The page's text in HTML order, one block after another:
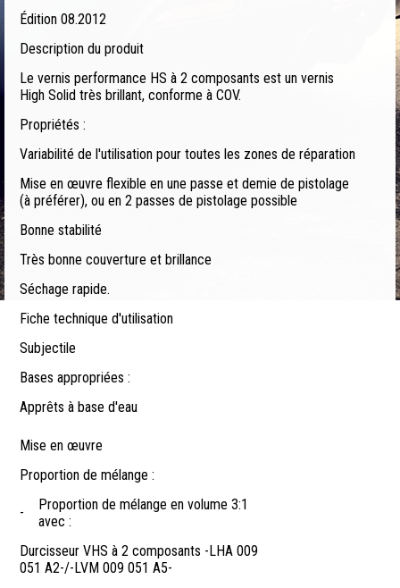
Édition 08.2012
Description du produit
Le vernis performance HS à 2 composants est un vernis
High Solid très brillant, conforme à COV.
Propriétés :
Variabilité de l'utilisation pour toutes les zones de réparation
Mise en œuvre flexible en une passe et demie de pistolage
(à préférer), ou en 2 passes de pistolage possible
Bonne stabilité
Très bonne couverture et brillance
Séchage rapide.
Fiche technique d'utilisation
Subjectile
Bases appropriées :
Apprêts à base d'eau
Mise en œuvre
Proportion de mélange :
-
Proportion de mélange en volume 3:1
avec :
Durcisseur VHS à 2 composants -LHA 009
051 A2-/-LVM 009 051 A5-